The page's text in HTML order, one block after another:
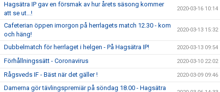
Hagsätra IP gav en försmak av hur årets säsong kommer
att se ut...!
2020-03-16 10:14
Cafeterian öppen imorgon på herrlagets match 12.30 - kom
och häng!
2020-03-13 15:32
Dubbelmatch för herrlaget i helgen - På Hagsätra IP! 2020-03-13 09:54
Förhållningssätt - Coronavirus 2020-03-10 22:02
Rågsveds IF - Bäst när det gäller ! 2020-03-09 09:46
Damerna gör tävlingspremiär på söndag 18.00 - Hagsätra